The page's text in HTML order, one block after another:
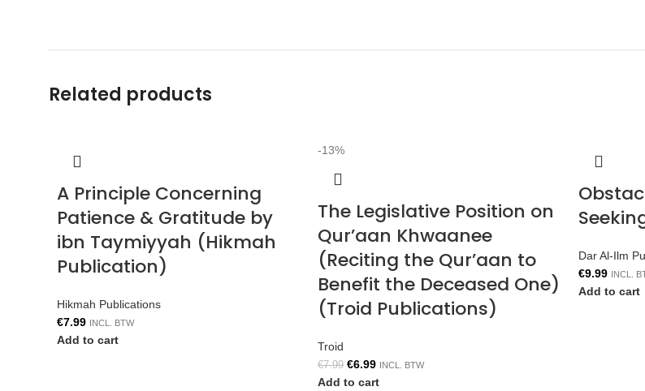
Related products
A Principle Concerning
Patience & Gratitude by
ibn Taymiyyah (Hikmah
Publication)
Hikmah Publications
€7.99 INCL. BTW
Add to cart
-13%
The Legislative Position on
Qur’aan Khwaanee
(Reciting the Qur’aan to
Benefit the Deceased One)
(Troid Publications)
Troid
€7.99 €6.99 INCL. BTW
Add to cart
Dar Al-Ilm
€9.99 INCL.
Add to cart